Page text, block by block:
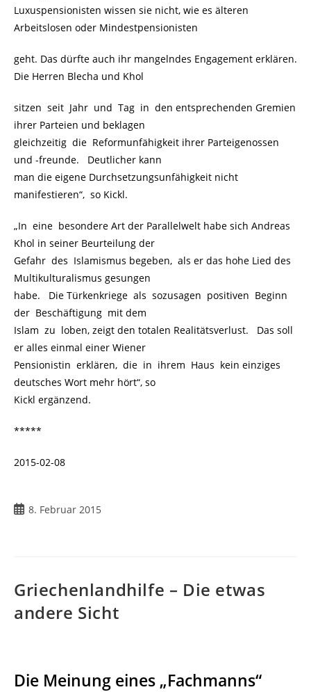
Luxuspensionisten wissen sie nicht, wie es älteren
Arbeitslosen oder Mindestpensionisten
geht. Das dürfte auch ihr mangelndes Engagement erklären.
Die Herren Blecha und Khol
sitzen seit Jahr und Tag in den entsprechenden Gremien
ihrer Parteien und beklagen
gleichzeitig die Reformunfähigkeit ihrer Parteigenossen
und -freunde. Deutlicher kann
man die eigene Durchsetzungsunfähigkeit nicht
manifestieren“, so Kickl.
„In eine besondere Art der Parallelwelt habe sich Andreas
Khol in seiner Beurteilung der
Gefahr des Islamismus begeben, als er das hohe Lied des
Multikulturalismus gesungen
habe. Die Türkenkriege als sozusagen positiven Beginn
der Beschäftigung mit dem
Islam zu loben, zeigt den totalen Realitätsverlust. Das soll
er alles einmal einer Wiener
Pensionistin erklären, die in ihrem Haus kein einziges
deutsches Wort mehr hört“, so
Kickl ergänzend.
*****
2015-02-08
8. Februar 2015
Griechenlandhilfe – Die etwas
andere Sicht
Die Meinung eines „Fachmanns“